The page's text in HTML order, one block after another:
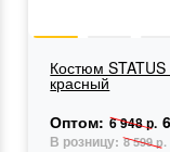
Костюм
красный
Оптом: 6 948 р.
В розницу:8 599 р.